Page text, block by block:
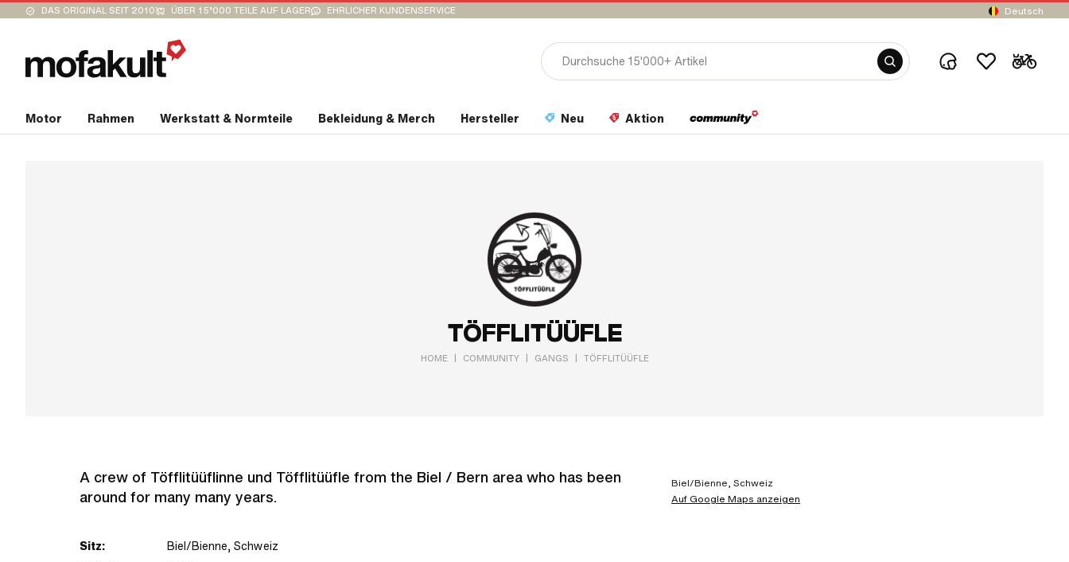
DAS ORIGINAL SEIT 2010 ÜBER 15’000 TEILE AUF LAGER EHRLICHER KUNDENSERVICE Deutsch
Motor Rahmen Werkstatt & Normteile Bekleidung & Merch Hersteller Neu Aktion
TÖFFLITÜÜFLE
HOME | COMMUNITY | GANGS | TÖFFLITÜÜFLE
A crew of Töfflitüüflinne und Töfflitüüfle from the Biel / Bern area who has been
around for many many years.
Sitz:
Biel/Bienne, Schweiz
Biel/Bienne, Schweiz
Auf Google Maps anzeigen